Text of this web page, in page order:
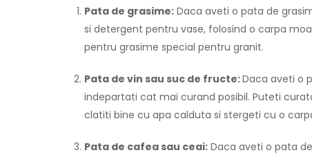
Pata de grasime: Daca aveti o pata de
si detergent pentru vase, folosind o carpa
pentru grasime special pentru granit.
Pata de vin sau suc de fructe:Daca aveti o
indepartati cat mai curand posibil. Puteti
clatiti bine cu apa calduta si stergeti cu o
Pata de cafea sau ceai: Daca aveti o pata